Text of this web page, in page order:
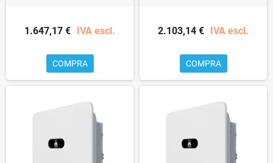
1.647,17 € IVA escl.
COMPRA
2.103,14 € IVA escl.
COMPRA